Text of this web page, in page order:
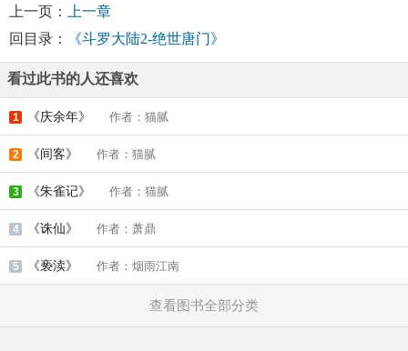
上一页：
上一章
回目录：
《斗罗大陆2-绝世唐门》
看过此书的人还喜欢
1 《庆余年》 作者：猫腻
2 《间客》 作者：猫腻
3 《朱雀记》 作者：猫腻
4 《诛仙》 作者：萧鼎
5 《亵渎》 作者：烟雨江南
查看图书全部分类